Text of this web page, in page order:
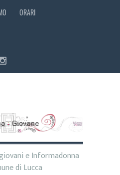
ORARI
e Informadonna
di Lucca